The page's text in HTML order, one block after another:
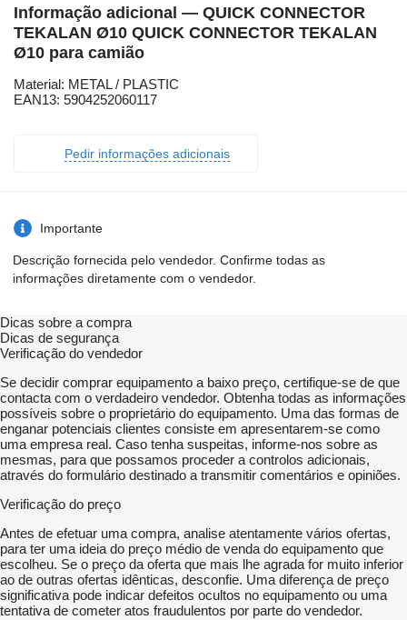
Informação adicional — QUICK CONNECTOR
TEKALAN Ø10 QUICK CONNECTOR TEKALAN
Ø10 para camião
Material: METAL / PLASTIC
EAN13: 5904252060117
Pedir informações adicionais
Importante
Descrição fornecida pelo vendedor. Confirme todas as
informações diretamente com o vendedor.
Dicas sobre a compra
Dicas de segurança
Verificação do vendedor
Se decidir comprar equipamento a baixo preço, certifique-se de que
contacta com o verdadeiro vendedor. Obtenha todas as informações
possíveis sobre o proprietário do equipamento. Uma das formas de
enganar potenciais clientes consiste em apresentarem-se como
uma empresa real. Caso tenha suspeitas, informe-nos sobre as
mesmas, para que possamos proceder a controlos adicionais,
através do formulário destinado a transmitir comentários e opiniões.
Verificação do preço
Antes de efetuar uma compra, analise atentamente vários ofertas,
para ter uma ideia do preço médio de venda do equipamento que
escolheu. Se o preço da oferta que mais lhe agrada for muito inferior
ao de outras ofertas idênticas, desconfie. Uma diferença de preço
significativa pode indicar defeitos ocultos no equipamento ou uma
tentativa de cometer atos fraudulentos por parte do vendedor.